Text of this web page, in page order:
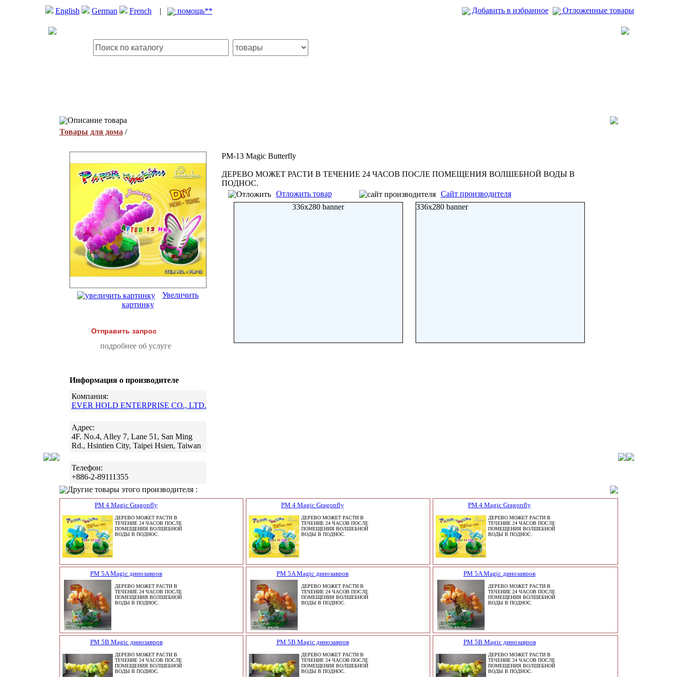
English German French | помощь** Добавить в избранное Отложенные товары
Описание товара
Товары для дома /
Увеличить
картинку
Отправить запрос
подробнее об услуге
Информация о производителе
Компания:
EVER HOLD ENTERPRISE CO., LTD.
Адрес:
4F. No.4, Alley 7, Lane 51, San Ming
Rd., Hsintien City, Taipei Hsien, Taiwan
Телефон:
+886-2-89111355
PM-13 Magic Butterfly
ДЕРЕВО МОЖЕТ РАСТИ В ТЕЧЕНИЕ 24 ЧАСОВ ПОСЛЕ ПОМЕЩЕНИЯ ВОЛШЕБНОЙ ВОДЫ В
ПОДНОС.
Отложить товар
Сайт производителя
336x280 banner
336x280 banner
Другие товары этого производителя :
PM 4 Magic Gragonfly
ДЕРЕВО МОЖЕТ РАСТИ В
ТЕЧЕНИЕ 24 ЧАСОВ ПОСЛЕ
ПОМЕЩЕНИЯ ВОЛШЕБНОЙ
ВОДЫ В ПОДНОС.
PM 4 Magic Gragonfly
ДЕРЕВО МОЖЕТ РАСТИ В
ТЕЧЕНИЕ 24 ЧАСОВ ПОСЛЕ
ПОМЕЩЕНИЯ ВОЛШЕБНОЙ
ВОДЫ В ПОДНОС.
PM 4 Magic Gragonfly
ДЕРЕВО МОЖЕТ РАСТИ В
ТЕЧЕНИЕ 24 ЧАСОВ ПОСЛЕ
ПОМЕЩЕНИЯ ВОЛШЕБНОЙ
ВОДЫ В ПОДНОС.
PM 5A Magic динозавров
ДЕРЕВО МОЖЕТ РАСТИ В
ТЕЧЕНИЕ 24 ЧАСОВ ПОСЛЕ
ПОМЕЩЕНИЯ ВОЛШЕБНОЙ
ВОДЫ В ПОДНОС.
PM 5A Magic динозавров
ДЕРЕВО МОЖЕТ РАСТИ В
ТЕЧЕНИЕ 24 ЧАСОВ ПОСЛЕ
ПОМЕЩЕНИЯ ВОЛШЕБНОЙ
ВОДЫ В ПОДНОС.
PM 5A Magic динозавров
ДЕРЕВО МОЖЕТ РАСТИ В
ТЕЧЕНИЕ 24 ЧАСОВ ПОСЛЕ
ПОМЕЩЕНИЯ ВОЛШЕБНОЙ
ВОДЫ В ПОДНОС.
PM 5B Magic динозавров
ДЕРЕВО МОЖЕТ РАСТИ В
ТЕЧЕНИЕ 24 ЧАСОВ ПОСЛЕ
ПОМЕЩЕНИЯ ВОЛШЕБНОЙ
ВОДЫ В ПОДНОС.
PM 5B Magic динозавров
ДЕРЕВО МОЖЕТ РАСТИ В
ТЕЧЕНИЕ 24 ЧАСОВ ПОСЛЕ
ПОМЕЩЕНИЯ ВОЛШЕБНОЙ
ВОДЫ В ПОДНОС.
PM 5B Magic динозавров
ДЕРЕВО МОЖЕТ РАСТИ В
ТЕЧЕНИЕ 24 ЧАСОВ ПОСЛЕ
ПОМЕЩЕНИЯ ВОЛШЕБНОЙ
ВОДЫ В ПОДНОС.